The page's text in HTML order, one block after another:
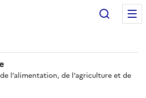
l’alimentation, de l’agriculture et de